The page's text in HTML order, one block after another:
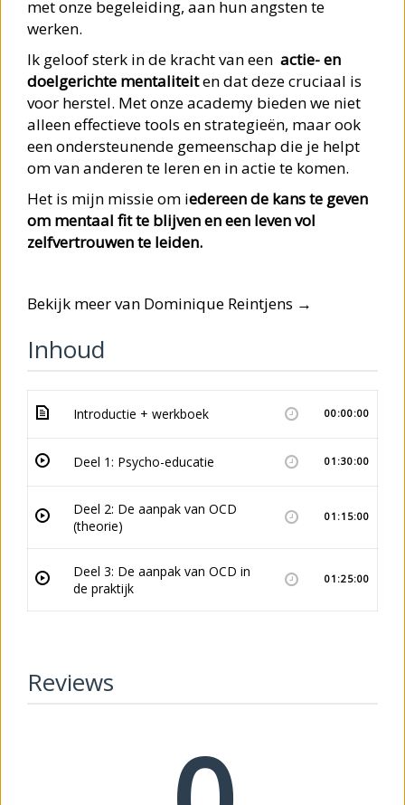
met onze begeleiding, aan hun angsten te
werken.
Ik geloof sterk in de kracht van een actie- en
doelgerichte mentaliteiten dat deze cruciaal is
voor herstel. Met onze academy bieden we niet
alleen effectieve tools en strategieën, maar ook
een ondersteunende gemeenschap die je helpt
om van anderen te leren en in actie te komen.
Het is mijn missie om iedereen de kans te geven
om mentaal fit te blijven en een leven vol
zelfvertrouwen te leiden.
Bekijk meer van Dominique Reintjens →
Inhoud
Introductie + werkboek 00:00:00
Deel 1: Psycho-educatie 01:30:00
Deel 2: De aanpak van OCD
(theorie)
01:15:00
Deel 3: De aanpak van OCD in
de praktijk
01:25:00
Reviews